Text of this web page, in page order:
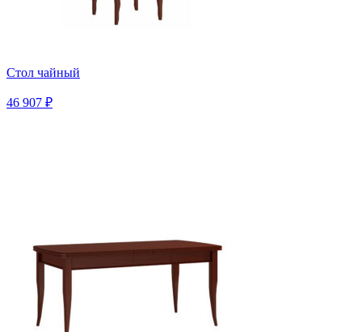
Стол чайный
46 907 ₽